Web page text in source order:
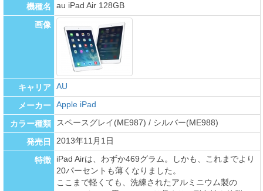
機種名 au iPad Air 128GB
画像
キャリア AU
メーカー Apple iPad
カラー種類 スペースグレイ(ME987) / シルバー(ME988)
発売日 2013年11月1日
特徴
iPad Airは、わずか469グラム。しかも、これまでより
20パーセントも薄くなりました。
ここまで軽くても、洗練されたアルミニウム製の